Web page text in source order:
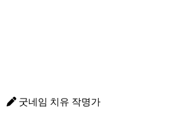
굿네임 치유 작명가